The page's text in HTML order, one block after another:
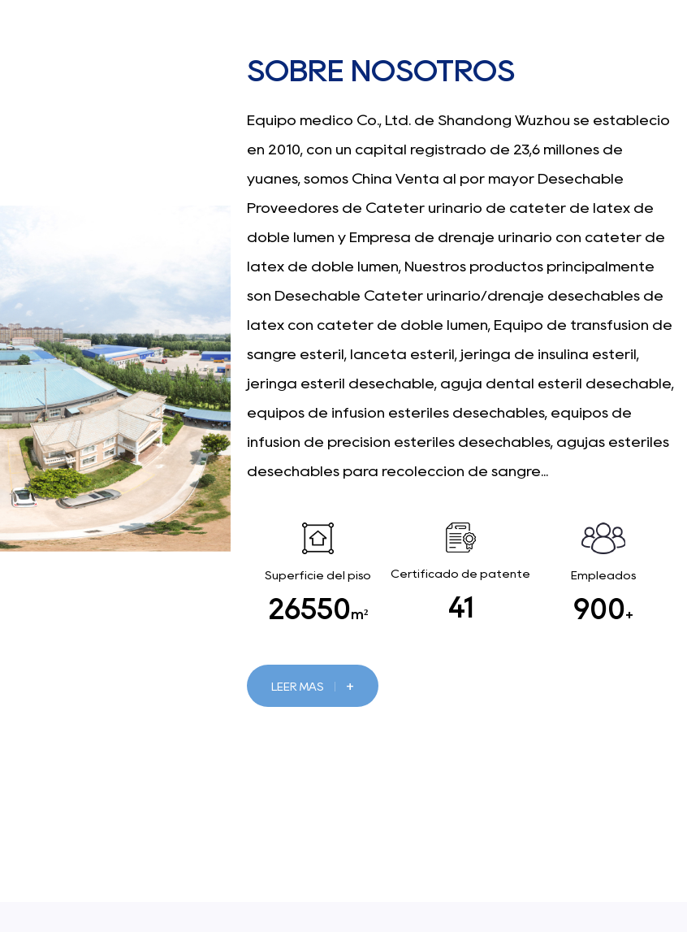
SOBRE NOSOTROS
Equipo médico Co., Ltd. de Shandong Wuzhou se estableció
en 2010, con un capital registrado de 23,6 millones de
yuanes, somos China Venta al por mayor Desechable
Proveedores de Catéter urinario de catéter de látex de
doble lumen y Empresa de drenaje urinario con catéter de
látex de doble lumen, Nuestros productos principalmente
son Desechable Catéter urinario/drenaje desechables de
látex con catéter de doble lumen, Equipo de transfusión de
sangre estéril, lanceta estéril, jeringa de insulina estéril,
jeringa estéril desechable, aguja dental estéril desechable,
equipos de infusión estériles desechables, equipos de
infusión de precisión estériles desechables, agujas estériles
desechables para recolección de sangre...
Superficie del piso
29500m²
Certificado de patente
46
Empleados
1000+
LEER MÁS +